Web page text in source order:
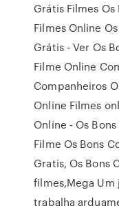
Grátis Filmes
Filmes Online
Grátis - Ver Os
Filme Online
Companheiros
Online Filmes
Online - Os
Filme Os Bons
Gratis, Os Bons
filmes,Mega Um
trabalha